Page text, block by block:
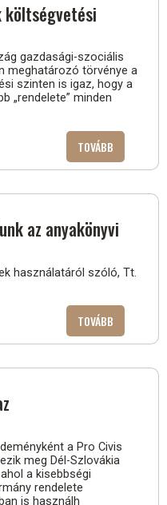
költségvetési
gazdasági-szociális
meghatározó törvénye a
szinten is igaz, hogy a
„rendelete” minden
TOVÁBB
SZABÁLYAI)
az anyakönyvi
használatáról szóló, Tt.
TOVÁBB
IS
AZ
a Pro Civis
meg Dél-Szlovákia
a kisebbségi
rendelete
is használh